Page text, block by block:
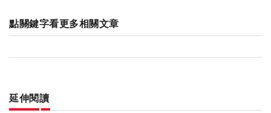
點關鍵字看更多相關文章
延伸閱讀